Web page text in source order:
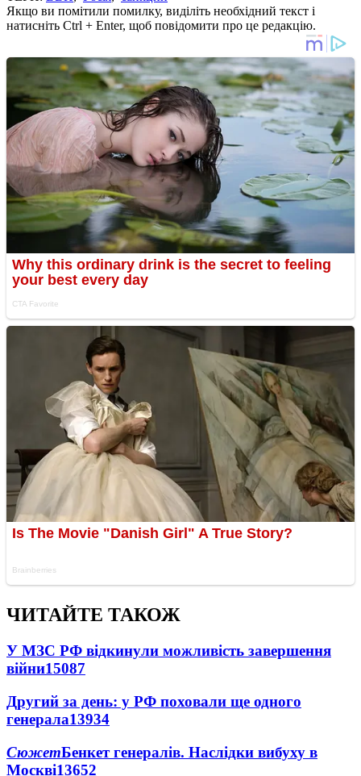
Якщо ви помітили помилку, виділіть необхідний текст і
натисніть Ctrl + Enter, щоб повідомити про це редакцію.
ЧИТАЙТЕ ТАКОЖ
У МЗС РФ відкинули можливість завершення
війни15087
Другий за день: у РФ поховали ще одного
генерала13934
СюжетБенкет генералів. Наслідки вибуху в
Москві13652